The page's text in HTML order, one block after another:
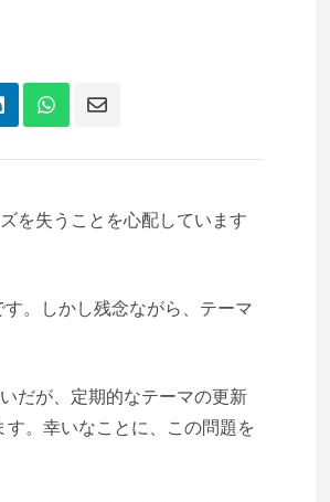
を失うことを心配しています
。しかし残念ながら、テーマ
だが、定期的なテーマの更新
。幸いなことに、この問題を